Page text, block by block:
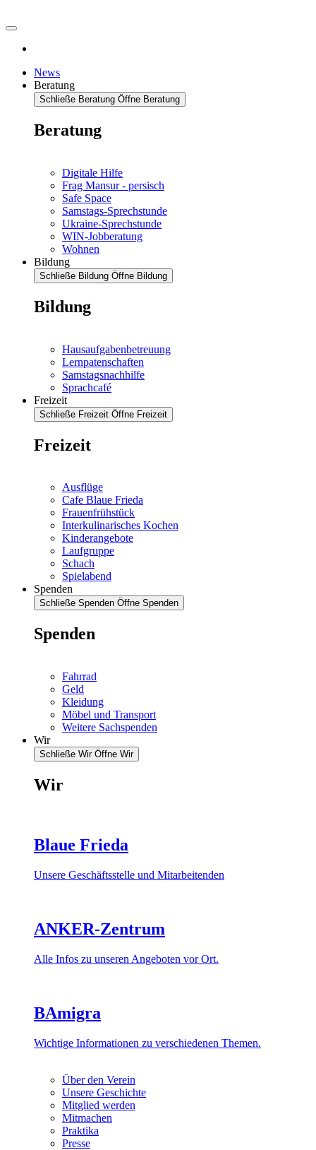
News
Beratung
Schließe Beratung Öffne Beratung
Beratung
Digitale Hilfe
Frag Mansur - persisch
Safe Space
Samstags-Sprechstunde
Ukraine-Sprechstunde
WIN-Jobberatung
Wohnen
Bildung
Schließe Bildung Öffne Bildung
Bildung
Hausaufgabenbetreuung
Lernpatenschaften
Samstagsnachhilfe
Sprachcafé
Freizeit
Schließe Freizeit Öffne Freizeit
Freizeit
Ausflüge
Cafe Blaue Frieda
Frauenfrühstück
Interkulinarisches Kochen
Kinderangebote
Laufgruppe
Schach
Spielabend
Spenden
Schließe Spenden Öffne Spenden
Spenden
Fahrrad
Geld
Kleidung
Möbel und Transport
Weitere Sachspenden
Wir
Schließe Wir Öffne Wir
Wir
Blaue Frieda
Unsere Geschäftsstelle und Mitarbeitenden
ANKER-Zentrum
Alle Infos zu unseren Angeboten vor Ort.
BAmigra
Wichtige Informationen zu verschiedenen Themen.
Über den Verein
Unsere Geschichte
Mitglied werden
Mitmachen
Praktika
Presse